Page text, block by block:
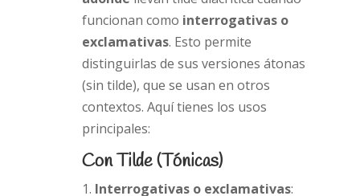
funcionan como interrogativas o
exclamativas. Esto permite
distinguirlas de sus versiones átonas
(sin tilde), que se usan en otros
contextos. Aquí tienes los usos
principales:
Con Tilde (Tónicas)
Interrogativas o exclamativas: